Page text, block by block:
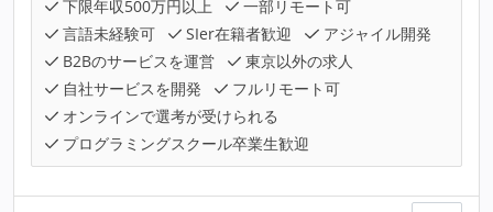
下限年収500万円以上
一部リモート可
言語未経験可
SIer在籍者歓迎
アジャイル開発
B2Bのサービスを運営
東京以外の求人
自社サービスを開発
フルリモート可
オンラインで選考が受けられる
プログラミングスクール卒業生歓迎